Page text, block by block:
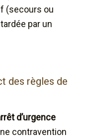
(secours ou
par un
des règles de
d’urgence
contravention